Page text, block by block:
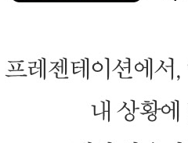
술 096 다른 사람의 성공을 받아들
099 지금 당장 내가 할 수 있는 ‘
기술로 생각을 바꿔라, 결과가 바뀐